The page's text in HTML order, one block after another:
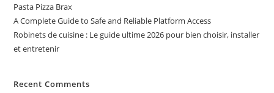
Pasta Pizza Brax
A Complete Guide to Safe and Reliable Platform Access
Robinets de cuisine : Le guide ultime 2026 pour bien choisir, installer
et entretenir
Recent Comments